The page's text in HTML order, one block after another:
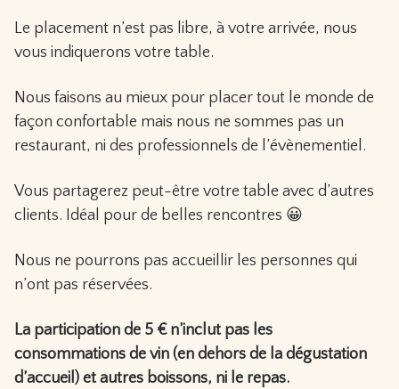
Le placement n’est pas libre, à votre arrivée, nous
vous indiquerons votre table.
Nous faisons au mieux pour placer tout le monde de
façon confortable mais nous ne sommes pas un
restaurant, ni des professionnels de l’évènementiel.
Vous partagerez peut-être votre table avec d’autres
clients. Idéal pour de belles rencontres 😀
Nous ne pourrons pas accueillir les personnes qui
n’ont pas réservées.
La participation de 5 € n’inclut pas les
consommations de vin (en dehors de la dégustation
d’accueil) et autres boissons, ni le repas.